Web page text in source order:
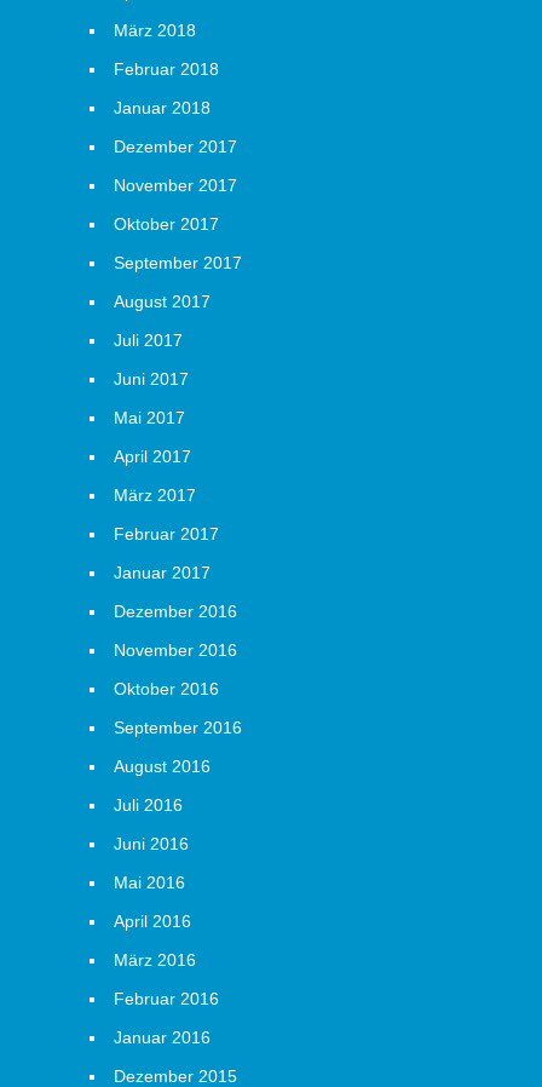
März 2018
Februar 2018
Januar 2018
Dezember 2017
November 2017
Oktober 2017
September 2017
August 2017
Juli 2017
Juni 2017
Mai 2017
April 2017
März 2017
Februar 2017
Januar 2017
Dezember 2016
November 2016
Oktober 2016
September 2016
August 2016
Juli 2016
Juni 2016
Mai 2016
April 2016
März 2016
Februar 2016
Januar 2016
Dezember 2015